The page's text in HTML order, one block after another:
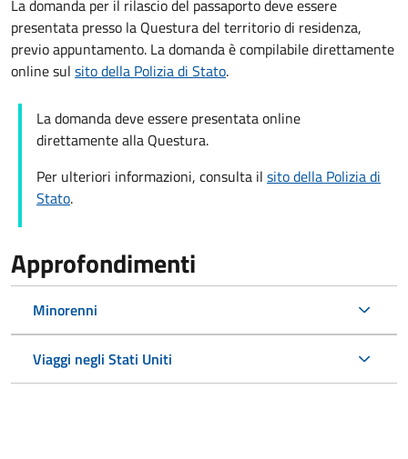
La domanda per il rilascio del passaporto deve essere
presentata presso la Questura del territorio di residenza,
previo appuntamento. La domanda è compilabile direttamente
online sul sito della Polizia di Stato.
La domanda deve essere presentata online
direttamente alla Questura.
Per ulteriori informazioni, consulta il sito della Polizia di
Stato.
Approfondimenti
Minorenni
Viaggi negli Stati Uniti